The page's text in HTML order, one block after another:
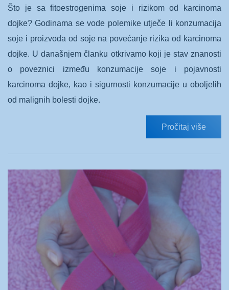
Što je sa fitoestrogenima soje i rizikom od karcinoma
dojke? Godinama se vode polemike utječe li konzumacija
soje i proizvoda od soje na povećanje rizika od karcinoma
dojke. U današnjem članku otkrivamo koji je stav znanosti
o poveznici između konzumacije soje i pojavnosti
karcinoma dojke, kao i sigurnosti konzumacije u oboljelih
od malignih bolesti dojke.
Pročitaj više